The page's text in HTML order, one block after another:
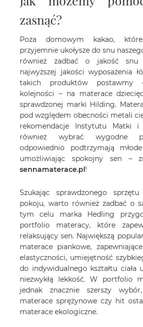
zasnąć?
Poza domowym kakao,
przyjemnie ukołysze do snu
również zadbać o jakość snu
najwyższej jakości wyposażenia
takich produktów postawmy
kolejności – na materace
sprawdzonej marki Hilding.
pod względem obecności metali
rekomendacje Instytutu Matki i
również wybrać wygodne
odpowiednio podtrzymają
umożliwiając spokojny sen –
sennamaterace.pl!
Szukając sprawdzonego
pokoju, warto również zadbać o
tym celu marka Hedling
portfolio materacy, które
relaksujący sen. Największą
materace piankowe,
elastyczności, umiejętność
do indywidualnego kształtu ciała
niezwykłą lekkość. W portfolio
jednak znacznie szerszy
materace sprężynowe czy hit
materace ekologiczne.